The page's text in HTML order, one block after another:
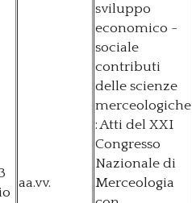
aa.vv.
sviluppo
economico -
sociale
contributi
delle scienze
merceologiche
: Atti del XXI
Congresso
Nazionale di
Merceologia